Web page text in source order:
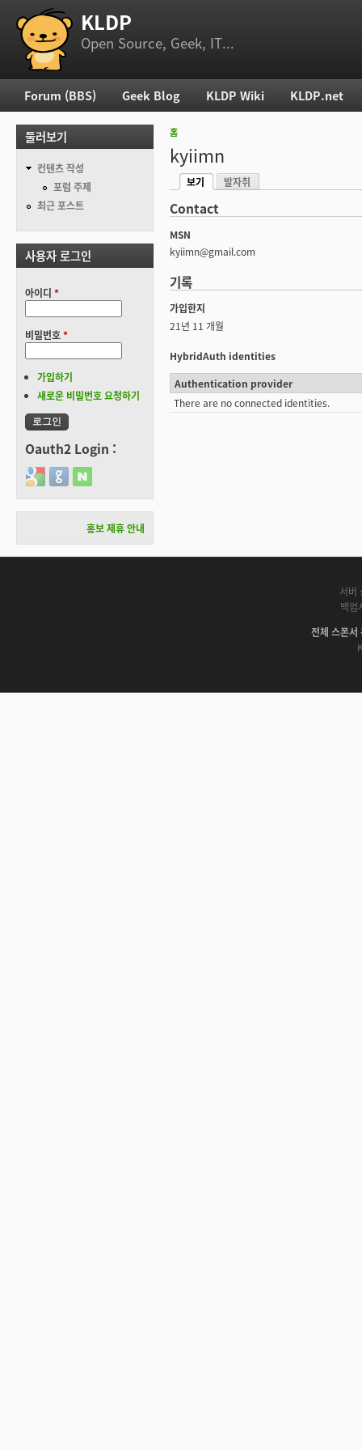
부 메뉴 KLDP
Open Source, Geek, IT...
현재 위치
홈
kyiimn
기본탭
보기
발자취
Contact
MSN
kyiimn@gmail.com
기록
가입한지
21년 11 개월
HybridAuth identities
Authentication provider
There are no connected identities.
주 메뉴
Forum (BBS) Geek Blog KLDP Wiki KLDP.net
둘러보기
컨텐츠 작성
포럼 주제
최근 포스트
사용자 로그인
아이디 *
비밀번호*
가입하기
새로운 비밀번호 요청하기
Oauth2 Login :
Login with Google
Login with GitHub
Login with Naver
홍보 제휴 안내
서버
백업
전체 스폰서